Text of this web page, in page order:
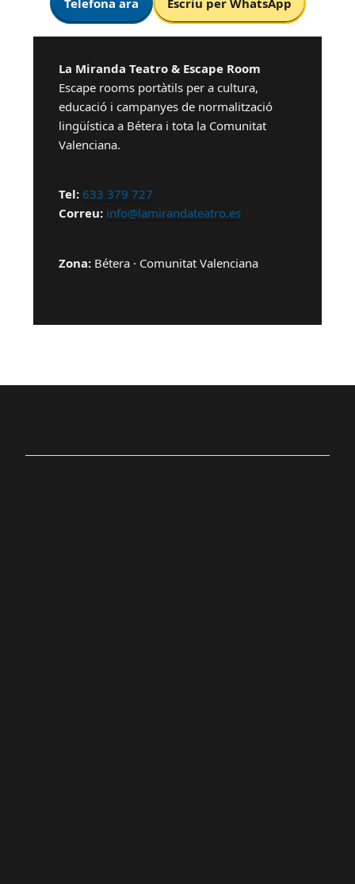
La Miranda Teatro & Escape Room
Escape rooms portàtils per a cultura,
educació i campanyes de normalització
lingüística a Bétera i tota la Comunitat
Valenciana.
Tel: 633 379 727
Correu: info@lamirandateatro.es
Zona: Bétera · Comunitat Valenciana